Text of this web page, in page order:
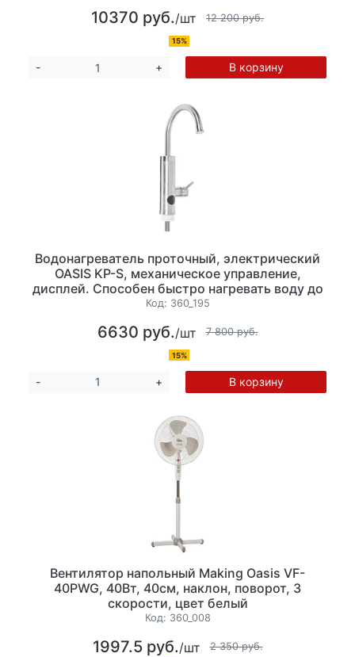
температура, 75 °С. Размер: 40x44x40 см.
10370 руб./шт 12 200 руб.
15%
- + В корзину
Водонагреватель проточный, электрический
OASIS KP-S, механическое управление,
дисплей. Способен быстро нагревать воду до
60 °С. Размеры: 44 x 54 x 44 см.
Код: 360_195
6630 руб./шт 7 800 руб.
15%
- + В корзину
Вентилятор напольный Making Oasis VF-
40PWG, 40Вт, 40см, наклон, поворот, 3
скорости, цвет белый
Код: 360_008
1997.5 руб./шт 2 350 руб.